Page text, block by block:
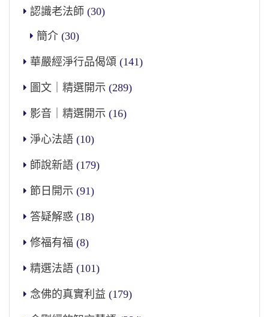
認識老法師 (30)
簡介 (30)
華嚴經淨行品偈頌 (141)
圖文｜精選開示 (289)
影音｜精選開示 (16)
淨心法語 (10)
師說新語 (179)
節日開示 (91)
答疑解惑 (18)
修福有福 (8)
精選法語 (101)
念佛的真實利益 (179)